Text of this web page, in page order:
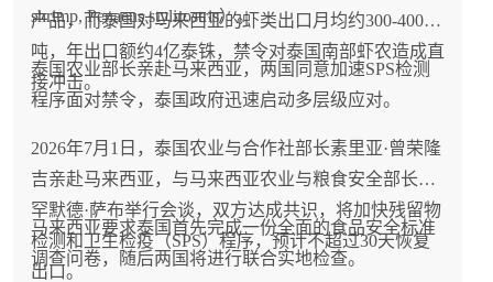
shrimp, Penaeus stylirostris）。
产品，而泰国对马来西亚的虾类出口月均约300-400
吨，年出口额约4亿泰铢，禁令对泰国南部虾农造成直
接冲击。
泰国农业部长亲赴马来西亚，两国同意加速SPS检测
程序面对禁令，泰国政府迅速启动多层级应对。
2026年7月1日，泰国农业与合作社部长素里亚·曾荣隆
吉亲赴马来西亚，与马来西亚农业与粮食安全部长穆
罕默德·萨布举行会谈，双方达成共识，将加快残留物
检测和卫生检疫（SPS）程序，预计不超过30天恢复
出口。
马来西亚要求泰国首先完成一份全面的食品安全标准
调查问卷，随后两国将进行联合实地检查。